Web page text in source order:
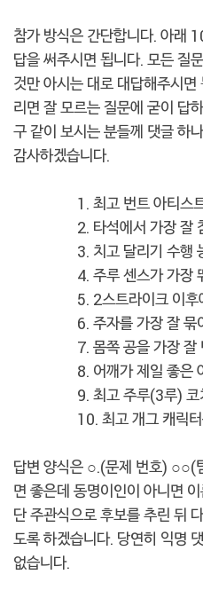
참가 방식은 간단합니다. 아래
답을 써주시면 됩니다. 모든 질
것만 아시는 대로 대답해주시
리면 잘 모르는 질문에 굳이 답
구 같이 보시는 분들께 댓글 하
감사하겠습니다.
1. 최고 번트 아티스
2. 타석에서 가장 잘
3. 치고 달리기 수행
4. 주루 센스가 가장
5. 2스트라이크 이
6. 주자를 가장 잘 묶
7. 몸쪽 공을 가장 잘
8. 어깨가 제일 좋은
9. 최고 주루(3루) 코
10. 최고 개그 캐릭
답변 양식은 ○.(문제 번호)
면 좋은데 동명이인이 아니면
단 주관식으로 후보를 추린 뒤
도록 하겠습니다. 당연히 익명
없습니다.